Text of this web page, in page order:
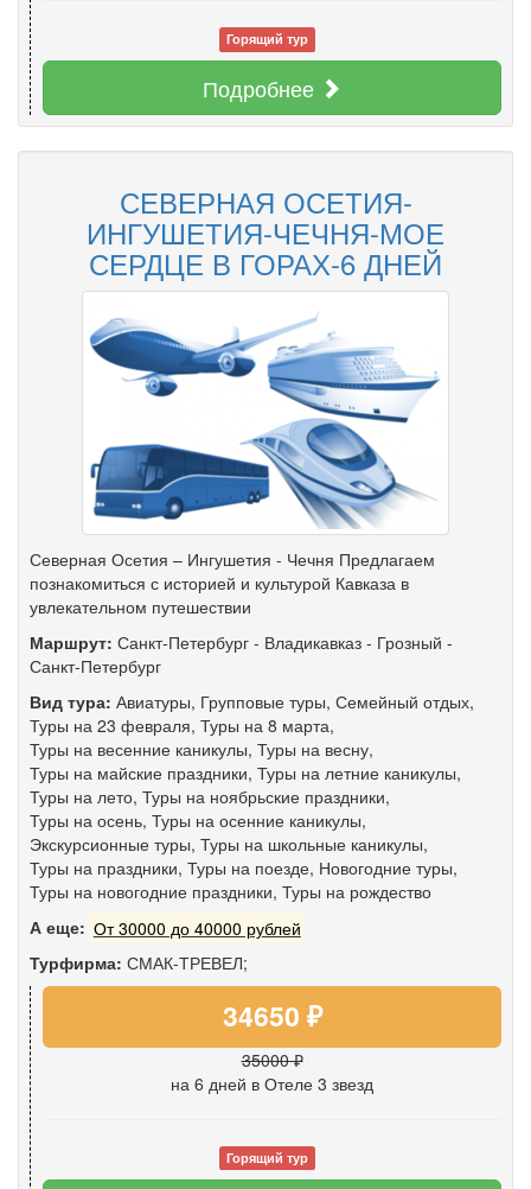
Горящий тур
Подробнее
СЕВЕРНАЯ ОСЕТИЯ-
ИНГУШЕТИЯ-ЧЕЧНЯ-МОЕ
СЕРДЦЕ В ГОРАХ-6 ДНЕЙ
Северная Осетия – Ингушетия - Чечня Предлагаем
познакомиться с историей и культурой Кавказа в
увлекательном путешествии
Маршрут: Санкт-Петербург - Владикавказ - Грозный -
Санкт-Петербург
Вид тура: Авиатуры, Групповые туры, Семейный отдых,
Туры на 23 февраля, Туры на 8 марта,
Туры на весенние каникулы, Туры на весну,
Туры на майские праздники, Туры на летние каникулы,
Туры на лето, Туры на ноябрьские праздники,
Туры на осень, Туры на осенние каникулы,
Экскурсионные туры, Туры на школьные каникулы,
Туры на праздники, Туры на поезде, Новогодние туры,
Туры на новогодние праздники, Туры на рождество
А еще: От 30000 до 40000 рублей
Турфирма: СМАК-ТРЕВЕЛ;
34650 ₽
35000 ₽
на 6 дней в Отеле 3 звезд
Горящий тур